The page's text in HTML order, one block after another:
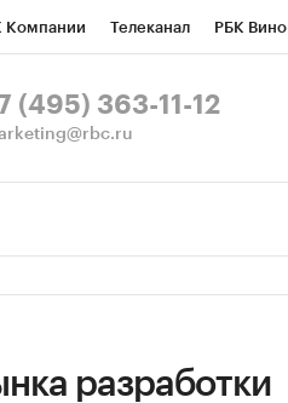
Компании Телеканал РБК Вино
Спецпроекты
(495) 363-11-12
разработки